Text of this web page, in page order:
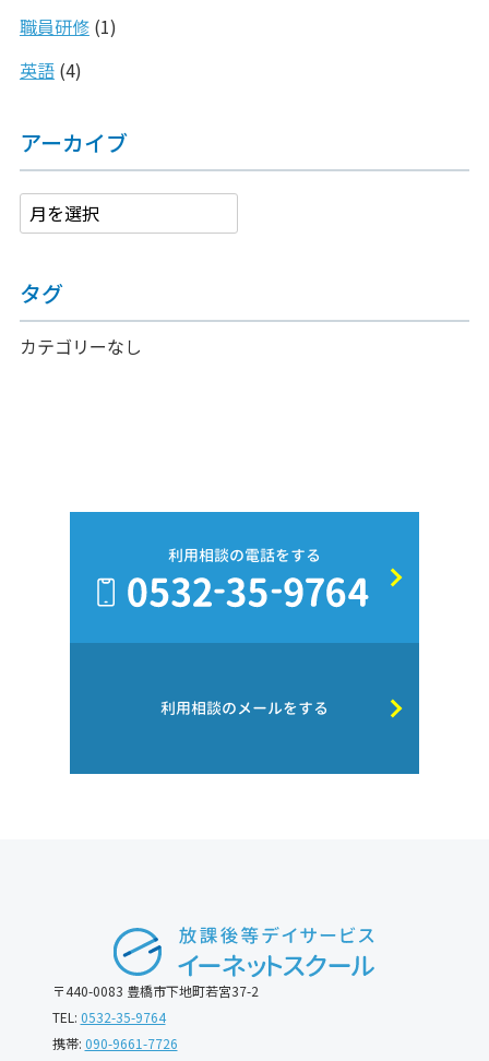
職員研修(1)
英語(4)
アーカイブ
タグ
カテゴリーなし
利用相談の電話をする
利用相談のメールをする
〒440-0083 豊橋市下地町若宮37-2
TEL: 0532-35-9764
携帯: 090-9661-7726